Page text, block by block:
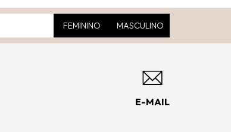
FEMININO MASCULINO
E-MAIL